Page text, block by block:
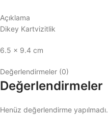
Açıklama
Dikey Kartvizitlik
6.5 x 9.4 cm
Değerlendirmeler (0)
Değerlendirmeler
Henüz değerlendirme yapılmadı.